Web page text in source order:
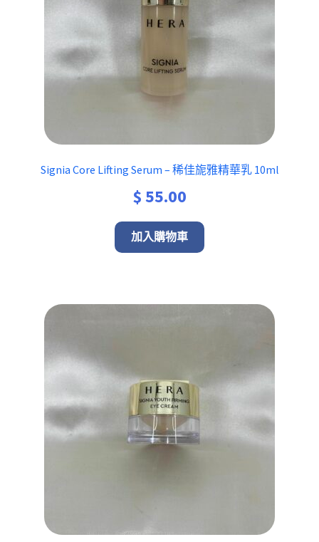
Signia Core Lifting Serum – 稀佳旎雅精華乳 10ml
$55.00
加入購物車